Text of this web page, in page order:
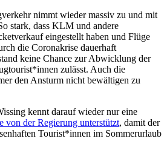
nimmt wieder massiv zu und mit
stark, dass KLM und andere
eingestellt haben und Flüge
die Coronakrise dauerhaft
keine Chance zur Abwicklung der
zulässt. Auch die
den Ansturm nicht bewältigen zu
kennt darauf wieder nur eine
von der Regierung unterstützt, damit der
Tourist*innen im Sommerurlaub